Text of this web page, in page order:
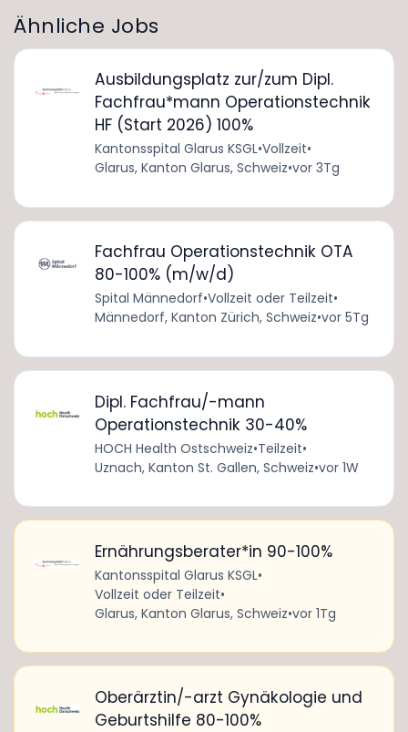
Ähnliche Jobs
Ausbildungsplatz zur/zum Dipl.
Fachfrau*mann Operationstechnik
HF (Start 2026) 100%
Kantonsspital Glarus KSGL•Vollzeit•
Glarus, Kanton Glarus, Schweiz•vor 3Tg
Fachfrau Operationstechnik OTA
80-100% (m/w/d)
Spital Männedorf•Vollzeit oder Teilzeit•
Männedorf, Kanton Zürich, Schweiz•vor 5Tg
Dipl. Fachfrau/-mann
Operationstechnik 30-40%
HOCH Health Ostschweiz•Teilzeit•
Uznach, Kanton St. Gallen, Schweiz•vor 1W
Ernährungsberater*in 90-100%
Kantonsspital Glarus KSGL•
Vollzeit oder Teilzeit•
Glarus, Kanton Glarus, Schweiz•vor 1Tg
Oberärztin/-arzt Gynäkologie und
Geburtshilfe 80-100%